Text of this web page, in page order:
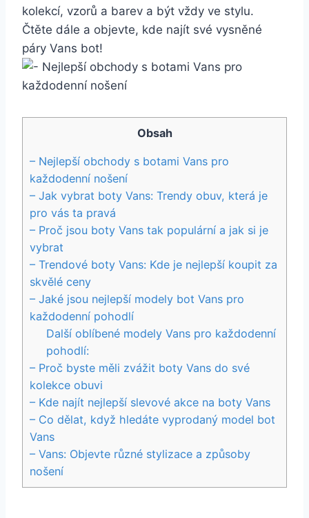
kolekcí, vzorů a ‌barev a být vždy ve stylu.
Čtěte dále a objevte, kde najít své vysněné
páry Vans bot!
Obsah
– Nejlepší obchody s botami Vans ‍pro
každodenní nošení
– Jak vybrat boty Vans: Trendy ⁢obuv, která je
pro vás ta ⁤pravá
– Proč ⁣jsou boty Vans tak populární a jak si je
vybrat
– Trendové boty Vans: Kde⁣ je nejlepší koupit za
skvělé ceny
– Jaké jsou nejlepší modely bot ⁣Vans pro
každodenní pohodlí
Další oblíbené modely Vans pro každodenní
pohodlí:
– Proč‌ byste měli zvážit boty Vans ‍do své
kolekce obuvi
– Kde najít nejlepší slevové akce na boty Vans
– Co dělat, když hledáte vyprodaný model bot
Vans
– Vans: Objevte různé stylizace a způsoby
nošení